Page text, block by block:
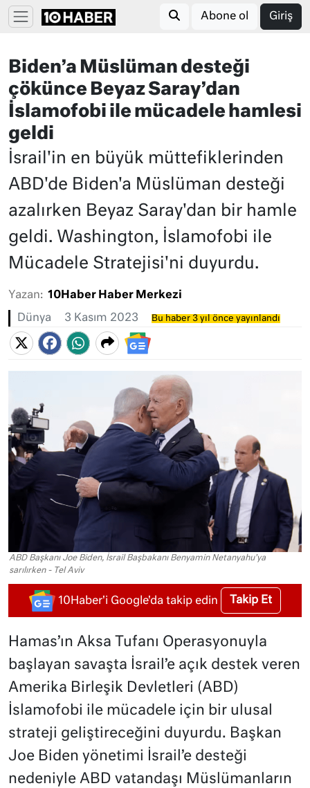
Abone ol Giriş
Biden’a Müslüman desteği
çökünce Beyaz Saray’dan
İslamofobi ile mücadele hamlesi
geldi
İsrail'in en büyük müttefiklerinden
ABD'de Biden'a Müslüman desteği
azalırken Beyaz Saray'dan bir hamle
geldi. Washington, İslamofobi ile
Mücadele Stratejisi'ni duyurdu.
Yazan: 10Haber Haber Merkezi
Dünya 3 Kasım 2023 Bu haber 3 yıl önce yayınlandı
ABD Başkanı Joe Biden, İsrail Başbakanı Benyamin Netanyahu'ya
sarılırken - Tel Aviv
10Haber'i Google'da takip edin Takip Et
Hamas’ın Aksa Tufanı Operasyonuyla
başlayan savaşta İsrail’e açık destek veren
Amerika Birleşik Devletleri (ABD)
İslamofobi ile mücadele için bir ulusal
strateji geliştireceğini duyurdu. Başkan
Joe Biden yönetimi İsrail’e desteği
nedeniyle ABD vatandaşı Müslümanların